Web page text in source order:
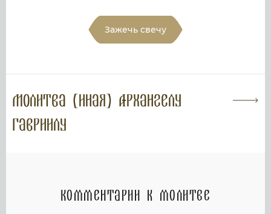
Зажечь свечу
Молитва (иная) Архангелу
Гавриилу
Комментарии к молитве